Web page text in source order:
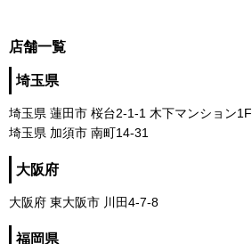
店舗一覧
埼玉県
埼玉県 蓮田市 桜台2-1-1 木下マンション1F
埼玉県 加須市 南町14-31
大阪府
大阪府 東大阪市 川田4-7-8
福岡県